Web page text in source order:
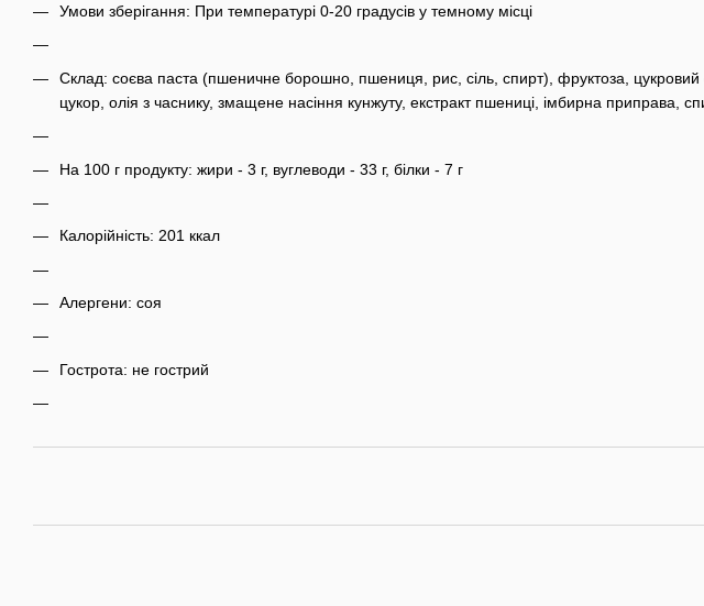
Умови зберігання: При температурі 0-20 градусів у темному місці
Склад: соєва паста (пшеничне борошно, пшениця, рис, сіль, спирт), фруктоза,
цукор, олія з часнику, змащене насіння кунжуту, екстракт пшениці, імбирна приправа,
На 100 г продукту: жири - 3 г, вуглеводи - 33 г, білки - 7 г
Калорійність: 201 ккал
Алергени: соя
Гострота: не гострий